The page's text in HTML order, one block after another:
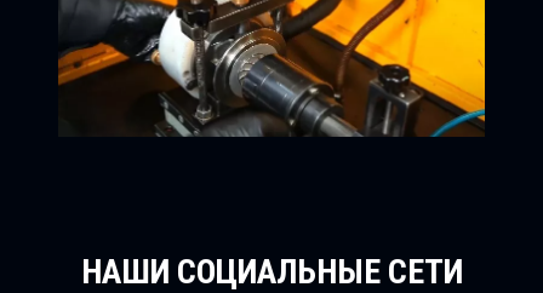
НАШИ СОЦИАЛЬНЫЕ СЕТИ